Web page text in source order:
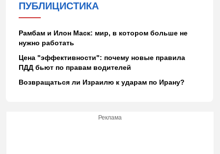
ПУБЛИЦИСТИКА
Рамбам и Илон Маск: мир, в котором больше не
нужно работать
Цена "эффективности": почему новые правила
ПДД бьют по правам водителей
Возвращаться ли Израилю к ударам по Ирану?
Реклама